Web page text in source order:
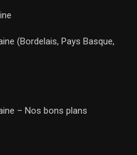
(Bordelais, Pays Basque,
– Nos bons plans